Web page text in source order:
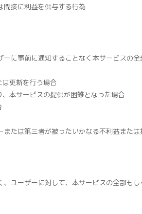
間接に利益を供与する行為
に事前に通知することなく本サービスの
更新を行う場合
本サービスの提供が困難となった場合
たは第三者が被ったいかなる不利益また
ユーザーに対して、本サービスの全部も